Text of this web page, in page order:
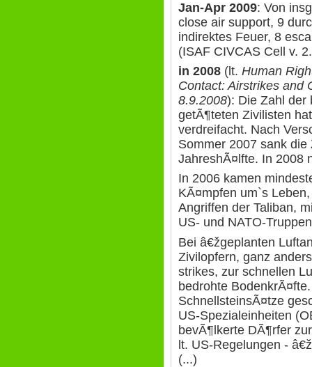
Jan-Apr 2009: Von
close air support, 9
indirektes Feuer, 8
(ISAF CIVCAS Cell v.
in 2008 (lt. Human
Contact: Airstrikes and
8.9.2008): Die Zahl der
getÃ¶teten Zivilisten
verdreifacht. Nach
Sommer 2007 sank
JahreshÃ¤lfte. In 2008
In 2006 kamen
KÃ¤mpfen um`s
Angriffen der Taliban,
US- und NATO-
Bei â€žgeplanten
Zivilopfern, ganz
strikes, zur schnellen
bedrohte
SchnellsteinsÃ¤tze
US-Spezialeinheiten
bevÃ¶lkerte DÃ¶rfer
lt. US-Regelungen -
(...)